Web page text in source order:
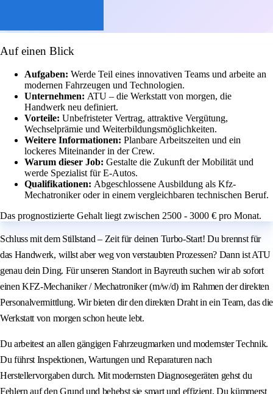
Auf einen Blick
Aufgaben: Werde Teil eines innovativen Teams und arbeite an
modernen Fahrzeugen und Technologien.
Unternehmen: ATU – die Werkstatt von morgen, die
Handwerk neu definiert.
Vorteile: Unbefristeter Vertrag, attraktive Vergütung,
Wechselprämie und Weiterbildungsmöglichkeiten.
Weitere Informationen: Planbare Arbeitszeiten und ein
lockeres Miteinander in der Crew.
Warum dieser Job: Gestalte die Zukunft der Mobilität und
werde Spezialist für E-Autos.
Qualifikationen: Abgeschlossene Ausbildung als Kfz-
Mechatroniker oder in einem vergleichbaren technischen Beruf.
Das prognostizierte Gehalt liegt zwischen 2500 - 3000 € pro Monat.
Schluss mit dem Stillstand – Zeit für deinen Turbo-Start! Du brennst für
das Handwerk, willst aber weg von verstaubten Prozessen? Dann ist ATU
genau dein Ding. Für unseren Standort in Bayreuth suchen wir ab sofort
einen KFZ-Mechaniker / Mechatroniker (m/w/d) im Rahmen der direkten
Personalvermittlung. Wir bieten dir den direkten Draht in ein Team, das die
Werkstatt von morgen schon heute lebt.
Du arbeitest an allen gängigen Fahrzeugmarken und modernster Technik.
Du führst Inspektionen, Wartungen und Reparaturen nach
Herstellervorgaben durch. Mit modernsten Diagnosegeräten gehst du
Fehlern auf den Grund und behebst sie smart und effizient. Du kümmerst